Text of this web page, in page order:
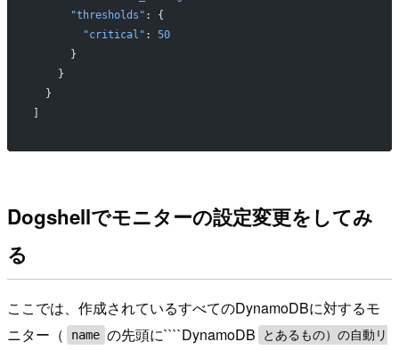
      "thresholds"
: {
        "critical"
: 50
      }
    }
  }
Dogshellでモニターの設定変更をしてみ
る
ここでは、作成されているすべてのDynamoDBに対するモ
ニター（
name の先頭に````DynamoDB
とあるもの）の自動リ